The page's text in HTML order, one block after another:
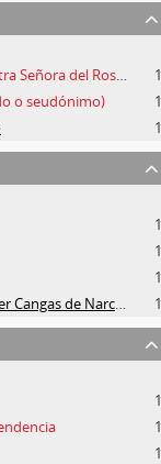
Convento de Nuestra Señora del Rosario de Oviedo
1
o seudónimo)
1
1
1
1
1
Cangas de Tineo (ver Cangas de Narcea)
1
1
1
1